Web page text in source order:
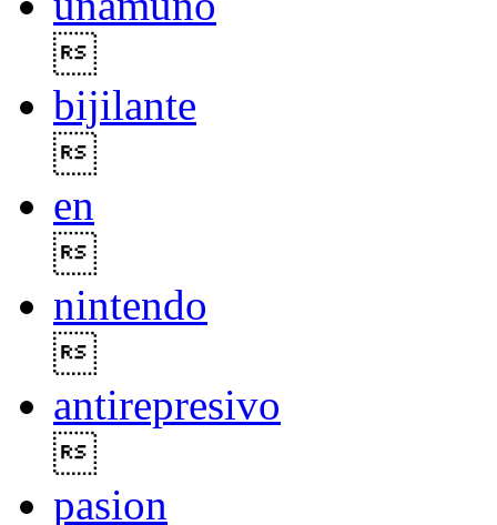
bijilante
en
nintendo
antirepresivo
pasion